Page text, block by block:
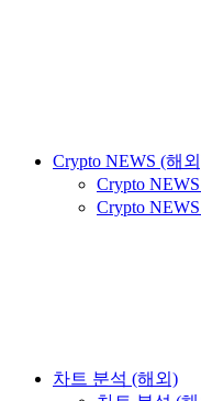
Crypto NEWS (해
Crypto
Crypto
차트 분석 (해외)